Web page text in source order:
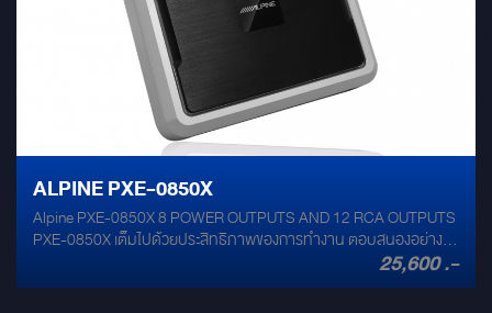
ALPINE PXE-0850X
Alpine PXE-0850X 8 POWER OUTPUTS AND 12 RCA OUTPUTS
PXE-0850X เต็มไปด้วยประสิทธิภาพของการทำงาน ตอบสนองอย่าง
รวดเร็วสูงถึง 50MHz นอกจากนี้ยังมีชิป CODEC PCM3168 ถึง
192kHz
25,600 .-